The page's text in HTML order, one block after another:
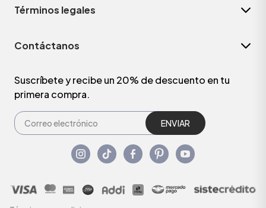
Términos legales
Contáctanos
Suscríbete y recibe un 20% de descuento en tu
primera compra.
ENVIAR